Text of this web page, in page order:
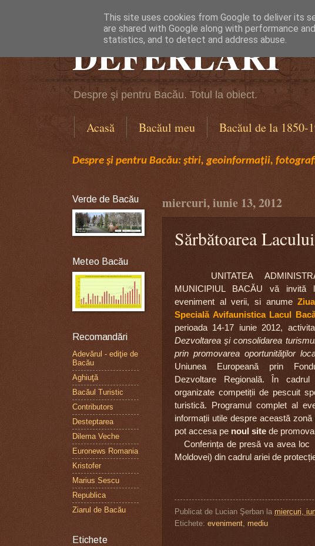
DEFERLĂRI
Despre şi pentru Bacău. Totul la obiect.
Acasă Bacăul meu Bacăul de la 1850-
Despre şi pentru Bacău: ştiri, geoinformaţii,
miercuri, iunie 13, 2012
Sărbătoarea
UNITATEA
MUNICIPIUL BACĂU văinvită
eveniment al verii, si anume
Specială Avifaunistica Lacul
perioada 14-17 iunie 2012,
Dezvoltarea şi consolidarea
prin promovarea oportunităţilor
Uniunea Europeană prin
Dezvoltare Regională. În
organizate competiții de pescuit
turistică. Programul complet al
informații utile despre această
pot accesa pe noul site de
Conferința de presă va avea loc
Moldovei) din cadrul ariei de
Publicat de Lucian Şerban la miercuri,
Etichete: eveniment mediu
Verde de Bacău
Meteo Bacău
Recomandări
Adevărul - ediţie de
Bacău
Aghiuţă
Bacăul Turistic
Contributors
Desteptarea
Dilema Veche
Euronews Romania
Kristofer
Marius Sescu
Republica
Ziarul de Bacău
Etichete
This site uses cookies from Google to deliver its
are shared with Google along with performance
statistics, and to detect and address abuse.